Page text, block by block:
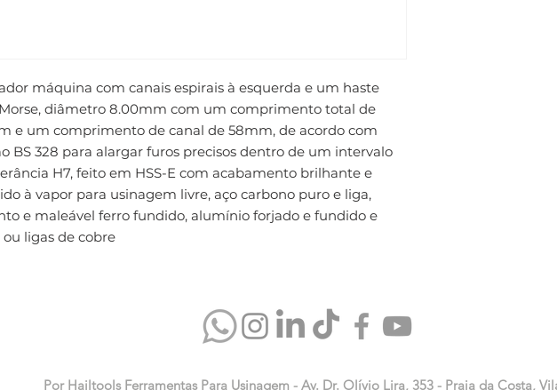
máquina com canais espirais à esquerda e um haste
diâmetro 8.00mm com um comprimento total de
e um comprimento de canal de 58mm, de acordo com
BS 328 para alargar furos precisos dentro de um intervalo
H7, feito em HSS-E com acabamento brilhante e
à vapor para usinagem livre, aço carbono puro e liga,
e maleável ferro fundido, alumínio forjado e fundido e
ou ligas de cobre
Por Hailtools Ferramentas Para Usinagem - Av. Dr. Olívio Lira, 353 - Praia da Costa,